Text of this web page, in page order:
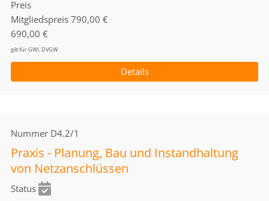
Preis
Mitgliedspreis 790,00 €
690,00 €
gilt für GWI, DVGW
Details
Nummer D4.2/1
Praxis - Planung, Bau und Instandhaltung
von Netzanschlüssen
Status